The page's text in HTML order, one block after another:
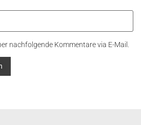
nachfolgende Kommentare via E-Mail.